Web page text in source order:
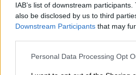
IAB’s list of downstream
also be disclosed by us to third
Downstream Participants that may
Personal Data Processing Opt